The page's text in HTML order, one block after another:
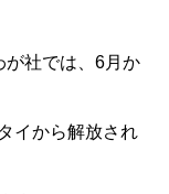
が社では、6月か
イから解放され